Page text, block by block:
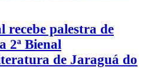
recebe palestra de
2ª Bienal
de Jaraguá do